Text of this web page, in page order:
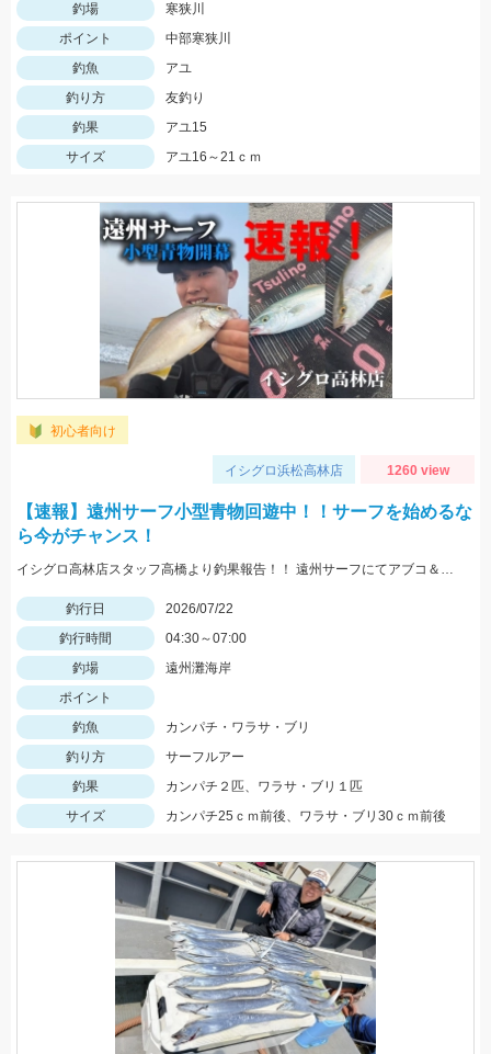
釣場
寒狭川
ポイント
中部寒狭川
釣魚
アユ
釣り方
友釣り
釣果
アユ15
サイズ
アユ16～21ｃｍ
初心者向け
イシグロ浜松高林店 1260 view
【速報】遠州サーフ小型青物回遊中！！サーフを始めるな
ら今がチャンス！
イシグロ高林店スタッフ高橋より釣果報告！！ 遠州サーフにてアブコ＆シオなど小型青物回遊中！！
釣行日
2026/07/22
釣行時間
04:30～07:00
釣場
遠州灘海岸
ポイント
釣魚
カンパチ・ワラサ・ブリ
釣り方
サーフルアー
釣果
カンパチ２匹、ワラサ・ブリ１匹
サイズ
カンパチ25ｃｍ前後、ワラサ・ブリ30ｃｍ前後